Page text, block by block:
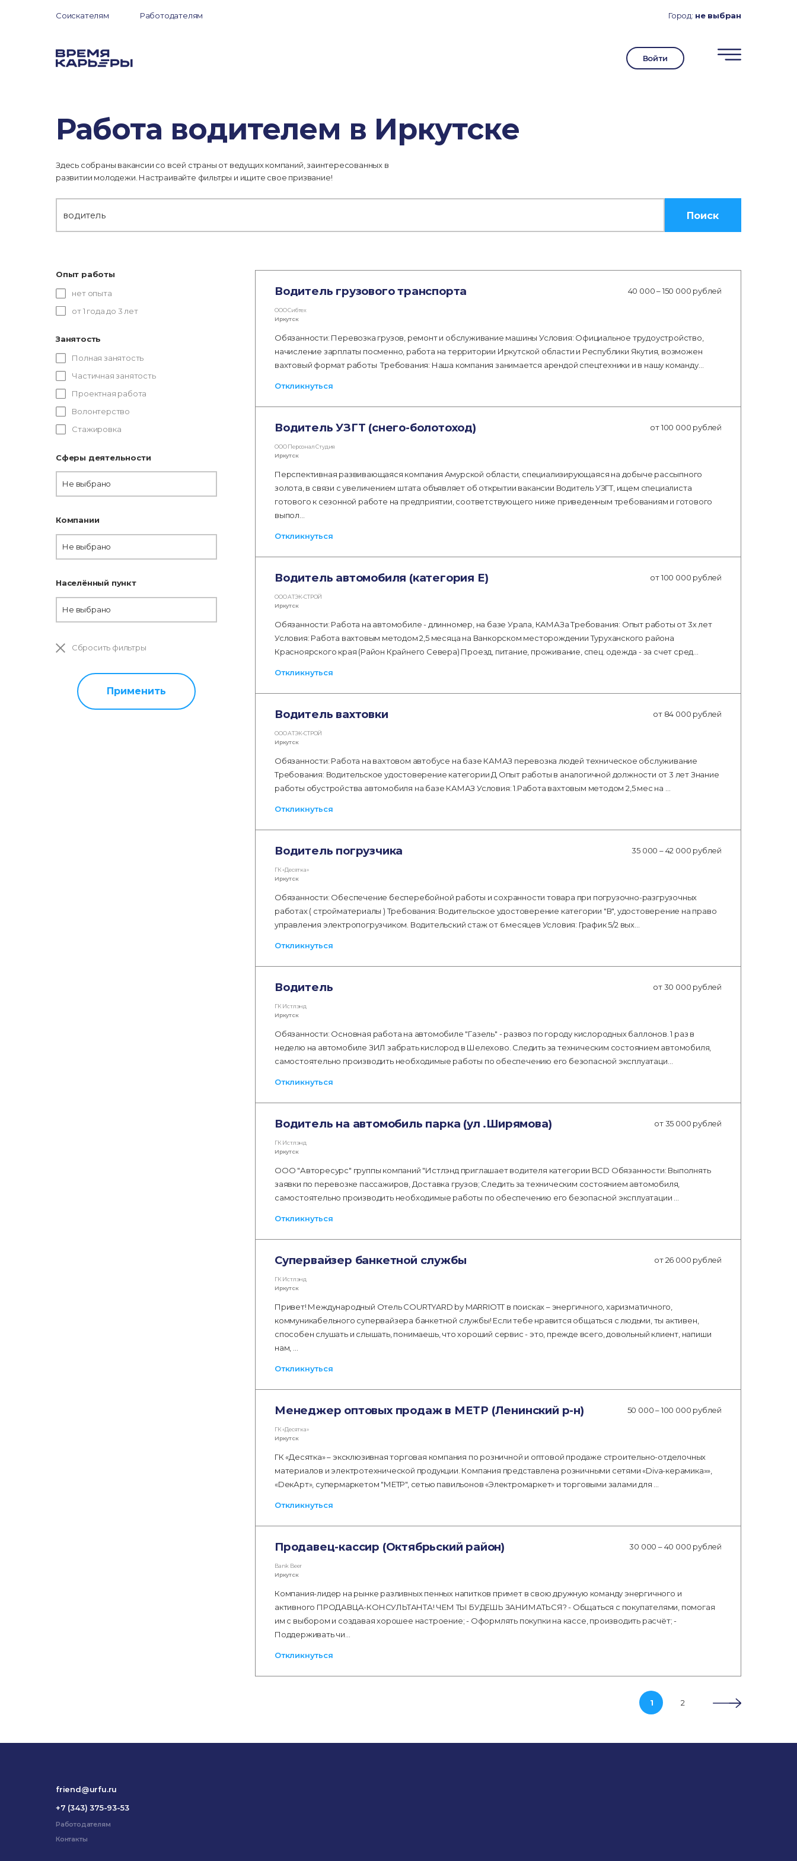
Соискателям Работодателям Город: не выбран
Войти
Работа водителем в Иркутске
Здесь собраны вакансии со всей страны от ведущих компаний, заинтересованных в
развитии молодежи. Настраивайте фильтры и ищите свое призвание!
Поиск
Опыт работы
нет опыта
от 1 года до 3 лет
Занятость
Полная занятость
Частичная занятость
Проектная работа
Волонтерство
Стажировка
Сферы деятельности
Не выбрано
Компании
Не выбрано
Населённый пункт
Не выбрано
Сбросить фильтры
Применить
Водитель грузового транспорта 40 000 – 150 000 рублей
ООО Сибтех
Иркутск
Обязанности: Перевозка грузов, ремонт и обслуживание машины Условия: Официальное трудоустройство,
начисление зарплаты посменно, работа на территории Иркутской области и Республики Якутия, возможен
вахтовый формат работы ​​​​​ Требования: Наша компания занимается арендой спецтехники и в нашу команду…
Откликнуться
Водитель УЗГТ (снего-болотоход) от 100 000 рублей
ООО Персонал Студия
Иркутск
Перспективная развивающаяся компания Амурской области, специализирующаяся на добыче рассыпного
золота, в связи с увеличением штата объявляет об открытии вакансии Водитель УЗГТ, ищем специалиста
готового к сезонной работе на предприятии, соответствующего ниже приведенным требованиям и готового
выпол…
Откликнуться
Водитель автомобиля (категория Е) от 100 000 рублей
ООО АТЭК-СТРОЙ
Иркутск
Обязанности: Работа на автомобиле - длинномер, на базе Урала, КАМАЗа Требования: Опыт работы от 3х лет
Условия: Работа вахтовым методом 2,5 месяца на Ванкорском месторождении Туруханского района
Красноярского края (Район Крайнего Севера) Проезд, питание, проживание, спец. одежда - за счет сред…
Откликнуться
Водитель вахтовки от 84 000 рублей
ООО АТЭК-СТРОЙ
Иркутск
Обязанности: Работа на вахтовом автобусе на базе КАМАЗ перевозка людей техническое обслуживание
Требования: Водительское удостоверение категории Д Опыт работы в аналогичной должности от 3 лет Знание
работы обустройства автомобиля на базе КАМАЗ Условия: 1.Работа вахтовым методом 2,5 мес на …
Откликнуться
Водитель погрузчика 35 000 – 42 000 рублей
ГК «Десятка»
Иркутск
Обязанности: Обеспечение бесперебойной работы и сохранности товара при погрузочно-разгрузочных
работах ( стройматериалы ) Требования: Водительское удостоверение категории "В", удостоверение на право
управления электропогрузчиком. Водительский стаж от 6 месяцев Условия: График 5/2 вых…
Откликнуться
Водитель от 30 000 рублей
ГК Истлэнд
Иркутск
Обязанности: Основная работа на автомобиле "Газель" - развоз по городу кислородных баллонов. 1 раз в
неделю на автомобиле ЗИЛ забрать кислород в Шелехово. Следить за техническим состоянием автомобиля,
самостоятельно производить необходимые работы по обеспечению его безопасной эксплуатаци…
Откликнуться
Водитель на автомобиль парка (ул .Ширямова) от 35 000 рублей
ГК Истлэнд
Иркутск
ООО "Авторесурс" группы компаний "Истлэнд приглашает водителя категории BCD Обязанности: Выполнять
заявки по перевозке пассажиров, Доставка грузов; Следить за техническим состоянием автомобиля,
самостоятельно производить необходимые работы по обеспечению его безопасной эксплуатации …
Откликнуться
Супервайзер банкетной службы от 26 000 рублей
ГК Истлэнд
Иркутск
Привет! Международный Отель COURTYARD by MARRIOTT в поисках – энергичного, харизматичного,
коммуникабельного супервайзера банкетной службы! Если тебе нравится общаться с людьми, ты активен,
способен слушать и слышать, понимаешь, что хороший сервис - это, прежде всего, довольный клиент, напиши
нам, …
Откликнуться
Менеджер оптовых продаж в МЕТР (Ленинский р-н) 50 000 – 100 000 рублей
ГК «Десятка»
Иркутск
ГК «Десятка» – эксклюзивная торговая компания по розничной и оптовой продаже строительно-отделочных
материалов и электротехнической продукции. Компания представлена розничными сетями «Diva-керамика»»,
«DекАрт», супермаркетом "МЕТР", сетью павильонов «Электромаркет» и торговыми залами для …
Откликнуться
Продавец-кассир (Октябрьский район) 30 000 – 40 000 рублей
Bank Beer
Иркутск
Компания-лидер на рынке разливных пенных напитков примет в свою дружную команду энергичного и
активного ПРОДАВЦА-КОНСУЛЬТАНТА! ЧЕМ ТЫ БУДЕШЬ ЗАНИМАТЬСЯ? - Общаться с покупателями, помогая
им с выбором и создавая хорошее настроение; - Оформлять покупки на кассе, производить расчёт; -
Поддерживать чи…
Откликнуться
1 2
friend@urfu.ru
+7 (343) 375-93-53
Работодателям
Контакты